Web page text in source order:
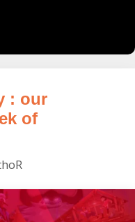
: our
of